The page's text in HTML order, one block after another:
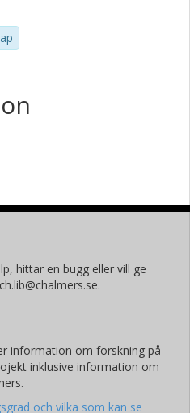
hittar en bugg eller vill ge
information om forskning på
inklusive information om
och vilka som kan se